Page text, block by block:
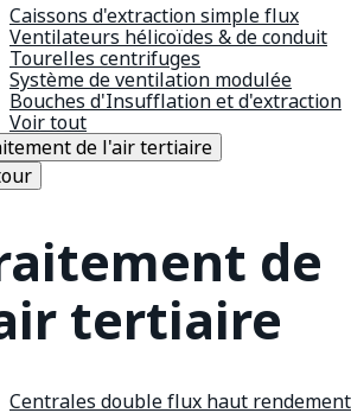
Caissons d'extraction simple flux
Ventilateurs hélicoïdes & de conduit
Tourelles centrifuges
Système de ventilation modulée
Bouches d'Insufflation et d'extraction
Voir tout
de l'air tertiaire
de
tertiaire
Centrales double flux haut rendement